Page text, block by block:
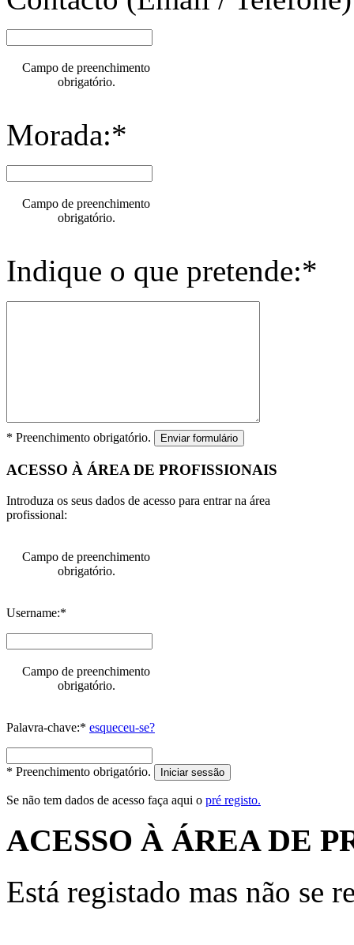
Campo de preenchimento
obrigatório.
Morada:*
Campo de preenchimento
obrigatório.
Indique o que pretende:*
* Preenchimento obrigatório. Enviar formulário
ACESSO À ÁREA DE PROFISSIONAIS
Introduza os seus dados de acesso para entrar na área
profissional:
Campo de preenchimento
obrigatório.
Username:*
Campo de preenchimento
obrigatório.
Palavra-chave:* esqueceu-se?
* Preenchimento obrigatório. Iniciar sessão
Se não tem dados de acesso faça aqui o pré registo.
ACESSO À ÁREA DE
Está registado mas não se